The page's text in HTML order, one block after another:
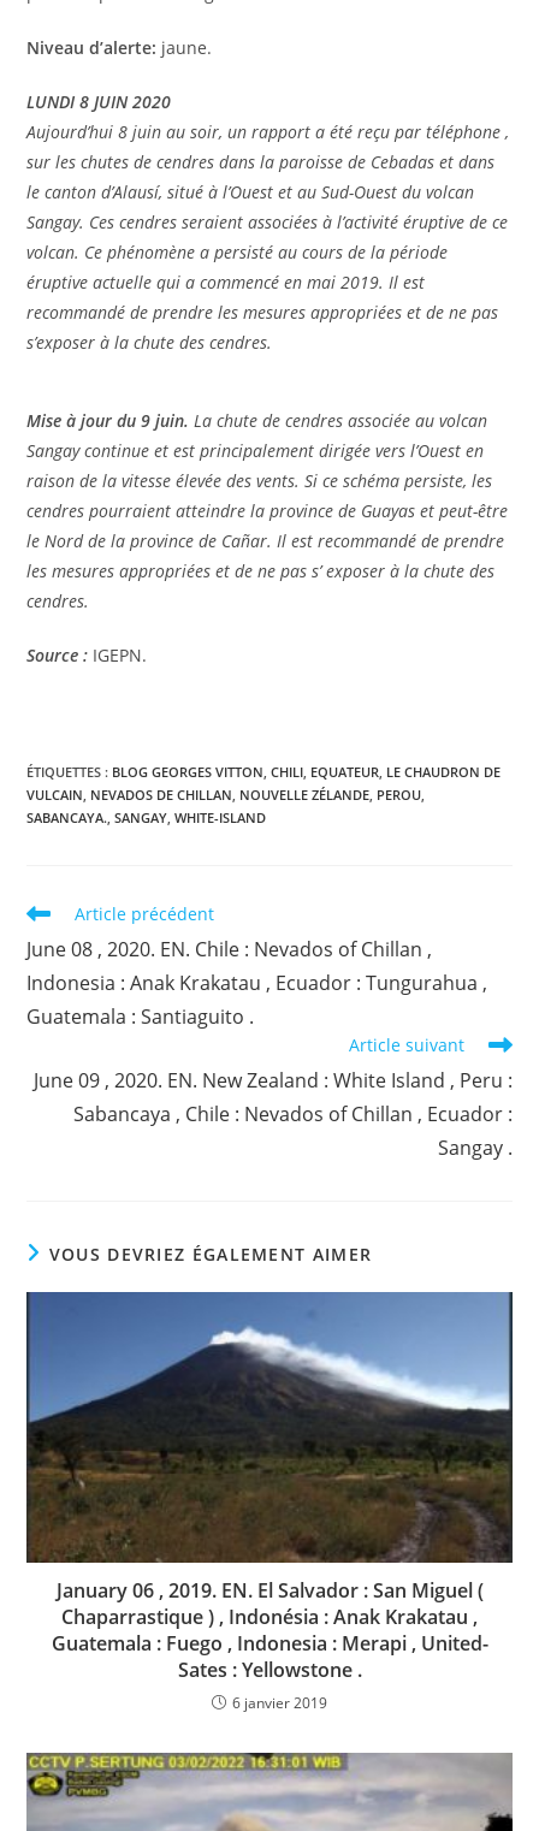
Niveau d’alerte: jaune.
LUNDI 8 JUIN 2020
Aujourd’hui 8 juin au soir, un rapport a été reçu par téléphone ,
sur les chutes de cendres dans la paroisse de Cebadas et dans
le canton d’Alausí, situé à l’Ouest et au Sud-Ouest du volcan
Sangay. Ces cendres seraient associées à l’activité éruptive de ce
volcan. Ce phénomène a persisté au cours de la période
éruptive actuelle qui a commencé en mai 2019. Il est
recommandé de prendre les mesures appropriées et de ne pas
s’exposer à la chute des cendres.
Mise à jour du 9 juin. La chute de cendres associée au volcan
Sangay continue et est principalement dirigée vers l’Ouest en
raison de la vitesse élevée des vents. Si ce schéma persiste, les
cendres pourraient atteindre la province de Guayas et peut-être
le Nord de la province de Cañar. Il est recommandé de prendre
les mesures appropriées et de ne pas s’ exposer à la chute des
cendres.
Source : IGEPN.
ÉTIQUETTES : BLOG GEORGES VITTON, CHILI, EQUATEUR, LE CHAUDRON DE
VULCAIN, NEVADOS DE CHILLAN, NOUVELLE ZÉLANDE, PEROU,
SABANCAYA., SANGAY, WHITE-ISLAND
Read
articles
Article précédent
June 08 , 2020. EN. Chile : Nevados of Chillan ,
Indonesia : Anak Krakatau , Ecuador : Tungurahua ,
Guatemala : Santiaguito .
Article suivant
June 09 , 2020. EN. New Zealand : White Island , Peru :
Sabancaya , Chile : Nevados of Chillan , Ecuador :
Sangay .
VOUS DEVRIEZ ÉGALEMENT AIMER
January 06 , 2019. EN. El Salvador : San Miguel (
Chaparrastique ) , Indonésia : Anak Krakatau ,
Guatemala : Fuego , Indonesia : Merapi , United-
Sates : Yellowstone .
6 janvier 2019